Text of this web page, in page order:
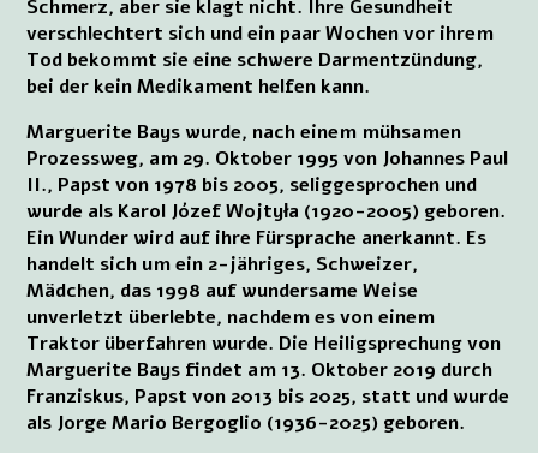
Schmerz, aber sie klagt nicht. Ihre Gesundheit
verschlechtert sich und ein paar Wochen vor ihrem
Tod bekommt sie eine schwere Darmentzündung,
bei der kein Medikament helfen kann.
Marguerite Bays wurde, nach einem mühsamen
Prozessweg, am 29. Oktober 1995 von Johannes Paul
II., Papst von 1978 bis 2005, seliggesprochen und
wurde als Karol Józef Wojtyła (1920-2005) geboren.
Ein Wunder wird auf ihre Fürsprache anerkannt. Es
handelt sich um ein 2-jähriges, Schweizer,
Mädchen, das 1998 auf wundersame Weise
unverletzt überlebte, nachdem es von einem
Traktor überfahren wurde. Die Heiligsprechung von
Marguerite Bays findet am 13. Oktober 2019 durch
Franziskus, Papst von 2013 bis 2025, statt und wurde
als Jorge Mario Bergoglio (1936-2025) geboren.